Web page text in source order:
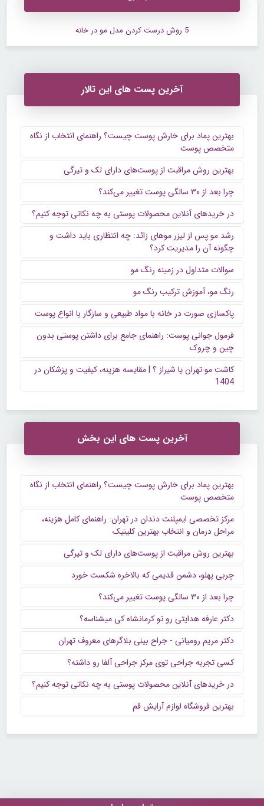
5 روش درست کردن مدل مو در خانه
آخرین پست های این تالار
بهترین پماد برای خارش پوست چیست؟ راهنمای انتخاب از نگاه
متخصص پوست
بهترین روش مراقبت از پوست‌های دارای لک و تیرگی
چرا بعد از ۳۰ سالگی پوست تغییر می‌کند؟
در خریدهای آنلاین محصولات پوستی به چه نکاتی توجه کنیم؟
رشد مو پس از لیزر موهای زائد: چه انتظاری باید داشت و
چگونه آن را مدیریت کرد؟
سوالات متداول در زمینه رنگ مو
رنگ مو، آموزش ترکیب رنگ مو
پاکسازی صورت در خانه با مواد طبیعی و سازگار با انواع پوست
فرمول جوانی پوست: راهنمای جامع برای داشتن پوستی بدون
چین و چروک
کاشت مو تهران یا شیراز ؟ | مقایسه هزینه، کیفیت و پزشکان در
1404
آخرین پست های این بخش
بهترین پماد برای خارش پوست چیست؟ راهنمای انتخاب از نگاه
متخصص پوست
مرکز تخصصی ایمپلنت دندان در تهران: راهنمای کامل هزینه،
مراحل درمان و انتخاب بهترین کلینیک
بهترین روش مراقبت از پوست‌های دارای لک و تیرگی
چربی پهلو، دشمن قدیمی که بالاخره شکست خورد
چرا بعد از ۳۰ سالگی پوست تغییر می‌کند؟
دکتر عارفه هدایتی رو تو کرمانشاه کی میشناسه؟
دکتر مریم رومیانی - جراح بینی بلاگرهای معروف تهران
کسی تجربه جراحی توی مرکز جراحی آلفا رو داشته؟
در خریدهای آنلاین محصولات پوستی به چه نکاتی توجه کنیم؟
بهترین فروشگاه لوازم آرایش قم